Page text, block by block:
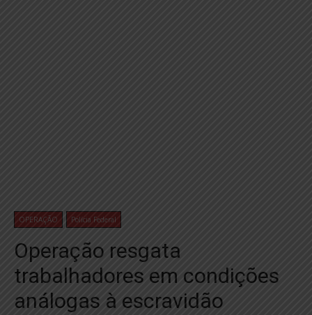
OPERAÇÃO Polícia Federal
Operação resgata
trabalhadores em condições
análogas à escravidão